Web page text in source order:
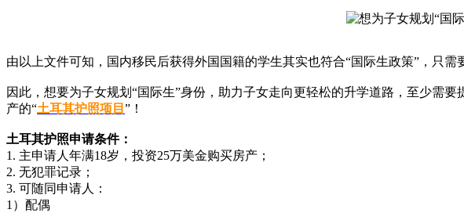
由以上文件可知，国内移民后获得外国国籍的学生其实也符合“国际生政策”，只需
因此，想要为子女规划“国际生”身份，助力子女走向更轻松的升学道路，至少需
产的“土耳其护照项目 ”！
土耳其护照申请条件：
1. 主申请人年满18岁，投资25万美金购买房产；
2. 无犯罪记录；
3. 可随同申请人：
1）配偶